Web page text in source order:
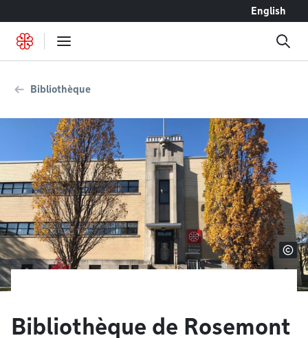
English
Bibliothèque
Bibliothèque de Rosemont